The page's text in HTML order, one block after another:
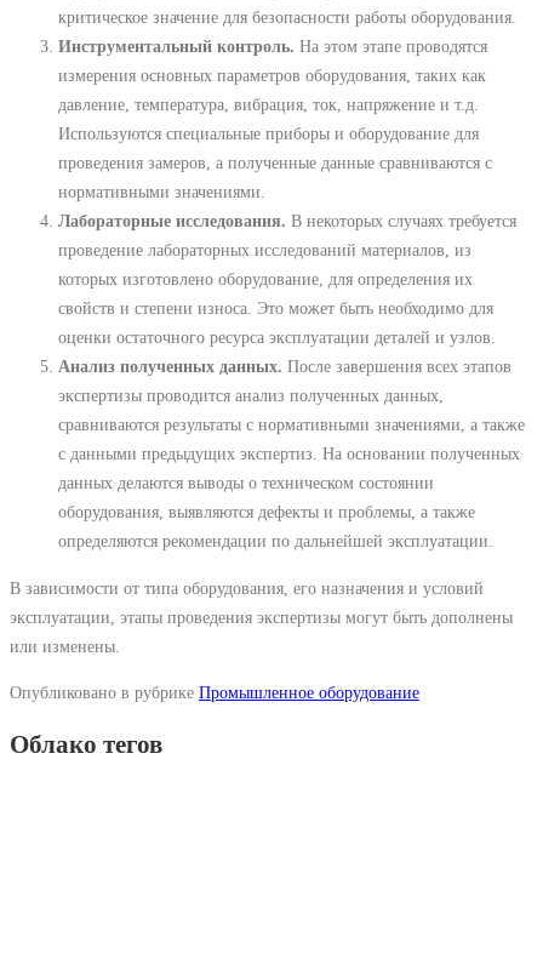
критическое значение для безопасности работы оборудования.
Инструментальный контроль. На этом этапе проводятся
измерения основных параметров оборудования, таких как
давление, температура, вибрация, ток, напряжение и т.д.
Используются специальные приборы и оборудование для
проведения замеров, а полученные данные сравниваются с
нормативными значениями.
Лабораторные исследования. В некоторых случаях требуется
проведение лабораторных исследований материалов, из
которых изготовлено оборудование, для определения их
свойств и степени износа. Это может быть необходимо для
оценки остаточного ресурса эксплуатации деталей и узлов.
Анализ полученных данных. После завершения всех этапов
экспертизы проводится анализ полученных данных,
сравниваются результаты с нормативными значениями, а также
с данными предыдущих экспертиз. На основании полученных
данных делаются выводы о техническом состоянии
оборудования, выявляются дефекты и проблемы, а также
определяются рекомендации по дальнейшей эксплуатации.
В зависимости от типа оборудования, его назначения и условий
эксплуатации, этапы проведения экспертизы могут быть дополнены
или изменены.
Опубликовано в рубрике Промышленное оборудование
Облако тегов